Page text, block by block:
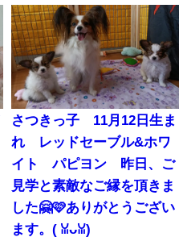
さつきっ子 11月12日生ま
れ レッドセーブル&ホワ
イト パピヨン 昨日、ご
見学と素敵なご縁を頂きま
した🤗🩷ありがとうござい
ます。(⁠ ⁠ꈍ⁠ᴗ⁠ꈍ⁠)